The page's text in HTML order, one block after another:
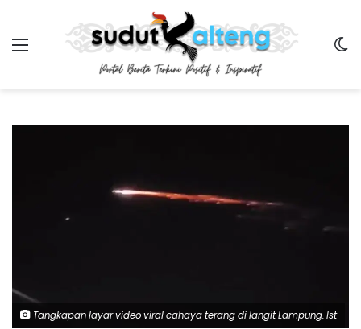
Menu
Tangkapan layar video viral cahaya terang di langit Lampung. Ist